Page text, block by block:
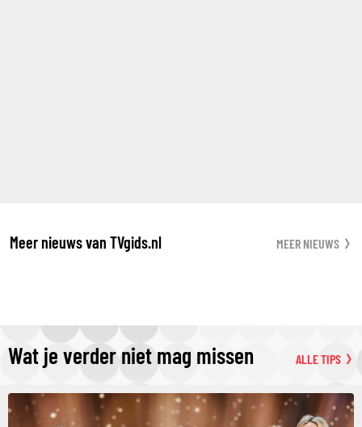
Meer nieuws van TVgids.nl MEER NIEUWS
Wat je verder niet mag missen ALLE TIPS